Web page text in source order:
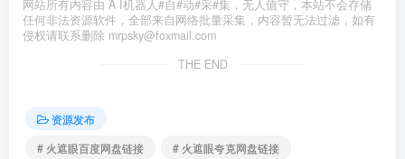
网站所有内容由 A I机器人#自#动#采#集，无人值守，本站不会存储
任何非法资源软件，全部来自网络批量采集，内容暂无法过滤，如有
侵权请联系删除 mrpsky@foxmail.com
THE END
资源发布
# 火遮眼百度网盘链接
# 火遮眼夸克网盘链接